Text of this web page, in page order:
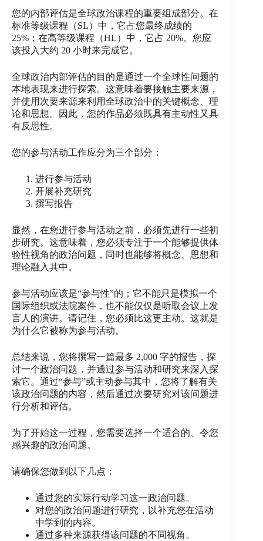
您的内部评估是全球政治课程的重要组成部分。在
标准等级课程（SL）中，它占您最终成绩的
25%；在高等级课程（HL）中，它占 20%。您应
该投入大约 20 小时来完成它。
全球政治内部评估的目的是通过一个全球性问题的
本地表现来进行探索。这意味着要接触主要来源，
并使用次要来源来利用全球政治中的关键概念、理
论和思想。因此，您的作品必须既具有主动性又具
有反思性。
您的参与活动工作应分为三个部分：
进行参与活动
开展补充研究
撰写报告
显然，在您进行参与活动之前，必须先进行一些初
步研究。这意味着，您必须专注于一个能够提供体
验性视角的政治问题，同时也能够将概念、思想和
理论融入其中。
参与活动应该是“参与性”的；它不能只是模拟一个
国际组织或法院案件，也不能仅仅是听取会议上发
言人的演讲。请记住，您必须比这更主动。这就是
为什么它被称为参与活动。
总结来说，您将撰写一篇最多 2,000 字的报告，探
讨一个政治问题，并通过参与活动和研究来深入探
索它。通过“参与”或主动参与其中，您将了解有关
该政治问题的内容，然后通过次要研究对该问题进
行分析和评估。
为了开始这一过程，您需要选择一个适合的、令您
感兴趣的政治问题。
请确保您做到以下几点：
通过您的实际行动学习这一政治问题。
对您的政治问题进行研究，以补充您在活动
中学到的内容。
通过多种来源获得该问题的不同视角。